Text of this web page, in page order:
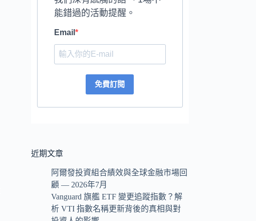
能錯過的活動提醒。
Email
免費訂閱
近期文章
阿爾發投資組合績效與全球金融市場回
顧 — 2026年7月
Vanguard 旗艦 ETF 變更追蹤指數？解
析 VTI 指數名稱更新背後的真相與對